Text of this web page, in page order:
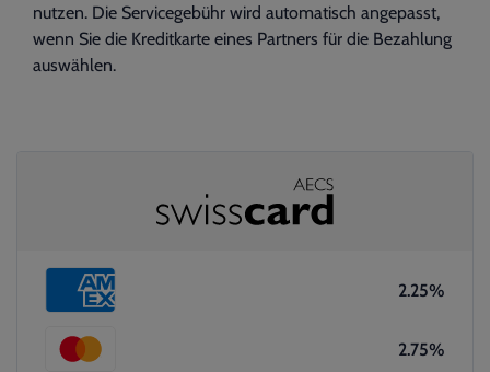
nutzen. Die Servicegebühr wird automatisch angepasst,
wenn Sie die Kreditkarte eines Partners für die Bezahlung
auswählen.
2.25%
2.75%